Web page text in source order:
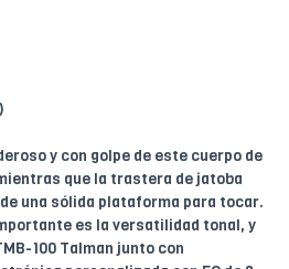
y con golpe de este cuerpo de
que la trastera de jatoba
una sólida plataforma para tocar.
es la versatilidad tonal, y
100 Talman junto con